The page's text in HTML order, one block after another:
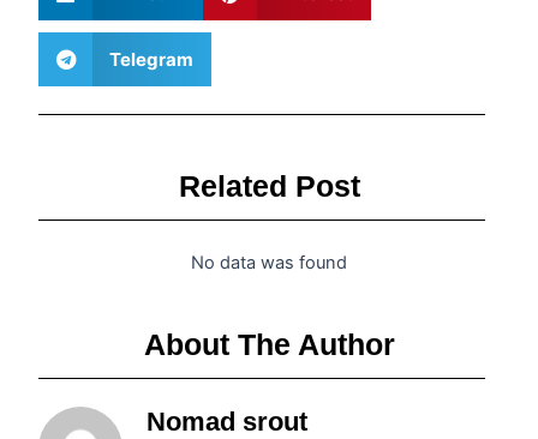
Telegram
Related Post
No data was found
About The Author
Nomad srout